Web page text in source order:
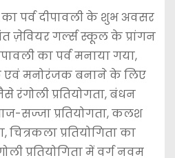
का पर्व दीपावली के शुभ अवसर
ज़ेवियर गर्ल्स स्कूल के प्रांगन
का पर्व मनाया गया,
एवं मनोरंजक बनाने के लिए
रंगोली प्रतियोगता, बंधन
सज्जा प्रतियोगता, कलश
चित्रकला प्रतियोगिता का
प्रतियोगिता में वर्ग नवम